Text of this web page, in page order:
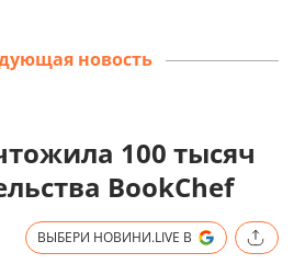
новость
100 тысяч
BookChef
ВЫБЕРИ НОВИНИ.LIVE В